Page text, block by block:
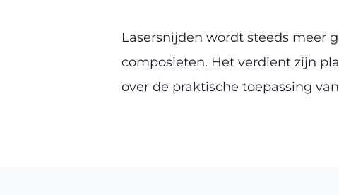
Lasersnijden wordt steeds meer
composieten. Het verdient zijn
over de praktische toepassing